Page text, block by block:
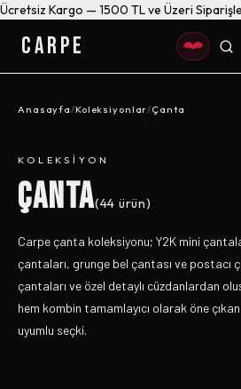
Ücretsiz Kargo — 1500 TL ve Üzeri
CARPE
Anasayfa/Koleksiyonlar/Çanta
KOLEKSIYON
ÇANTA(44 ürün)
Carpe çanta koleksiyonu; Y2K mini
çantaları, grunge bel çantası ve postacı
çantaları ve özel detaylı cüzdanlardan
hem kombin tamamlayıcı olarak öne
uyumlu seçki.